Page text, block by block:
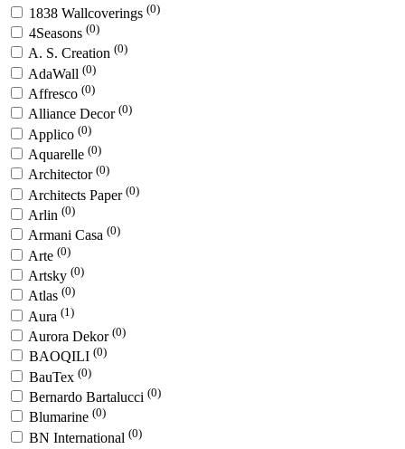
1838 Wallcoverings (0)
4Seasons (0)
A. S. Creation (0)
AdaWall (0)
Affresco (0)
Alliance Decor (0)
Applico (0)
Aquarelle (0)
Architector (0)
Architects Paper (0)
Arlin (0)
Armani Casa (0)
Arte (0)
Artsky (0)
Atlas (0)
Aura (1)
Aurora Dekor (0)
BAOQILI (0)
BauTex (0)
Bernardo Bartalucci (0)
Blumarine (0)
BN International (0)